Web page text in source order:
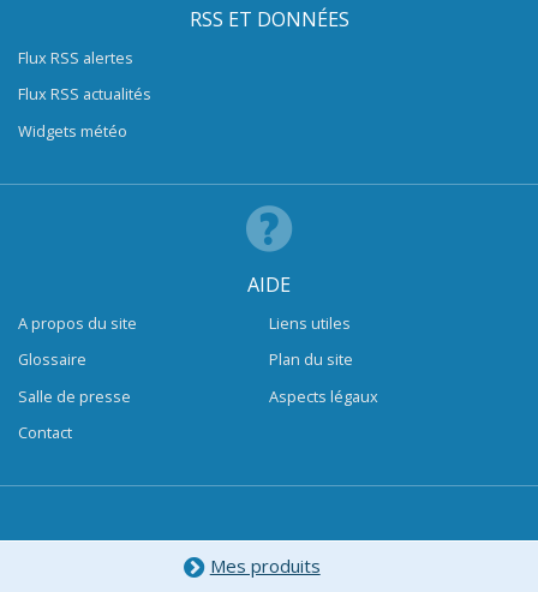
RSS ET DONNÉES
Flux RSS alertes
Flux RSS actualités
Widgets météo
AIDE
A propos du site
Glossaire
Salle de presse
Contact
Liens utiles
Plan du site
Aspects légaux
Mes produits